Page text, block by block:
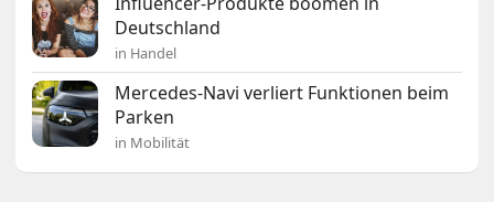
Deutschland
in Handel
Mercedes-Navi verliert Funktionen beim
Parken
in Mobilität